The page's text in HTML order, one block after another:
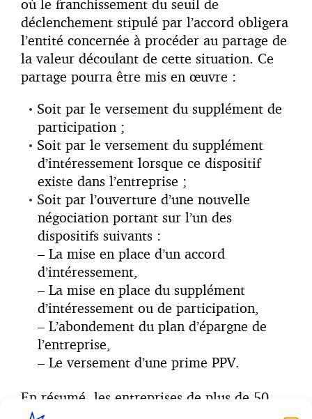
où le franchissement du seuil de
déclenchement stipulé par l’accord obligera
l’entité concernée à procéder au partage de
la valeur découlant de cette situation. Ce
partage pourra être mis en œuvre :
Soit par le versement du supplément de
participation ;
Soit par le versement du supplément
d’intéressement lorsque ce dispositif
existe dans l’entreprise ;
Soit par l’ouverture d’une nouvelle
négociation portant sur l’un des
dispositifs suivants :
– La mise en place d’un accord
d’intéressement,
– La mise en place du supplément
d’intéressement ou de participation,
– L’abondement du plan d’épargne de
l’entreprise,
– Le versement d’une prime PPV.
En résumé, les entreprises de plus de 50
salariés devront avoir engagé avant le 30